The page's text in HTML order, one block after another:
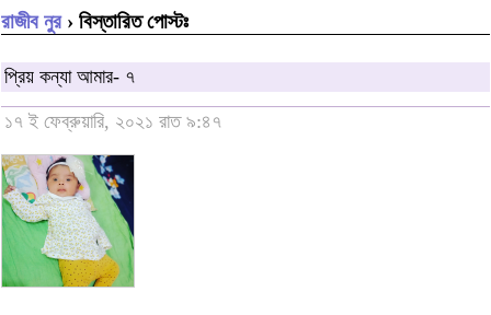
রাজীব নুর› বিস্তারিত পোস্টঃ
প্রিয় কন্যা আমার- ৭
১৭ ই ফেব্রুয়ারি, ২০২১ রাত ৯:৪৭